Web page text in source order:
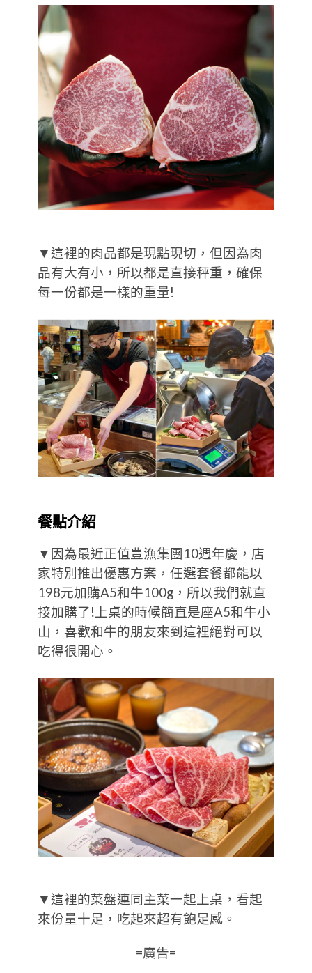
▼這裡的肉品都是現點現切，但因為肉
品有大有小，所以都是直接秤重，確保
每一份都是一樣的重量!
餐點介紹
▼因為最近正值豊漁集團10週年慶，店
家特別推出優惠方案，任選套餐都能以
198元加購A5和牛100g，所以我們就直
接加購了!上桌的時候簡直是座A5和牛小
山，喜歡和牛的朋友來到這裡絕對可以
吃得很開心。
▼這裡的菜盤連同主菜一起上桌，看起
來份量十足，吃起來超有飽足感。
=廣告=